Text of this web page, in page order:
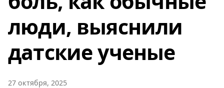
люди, выяснили
датские ученые
27 октября, 2025